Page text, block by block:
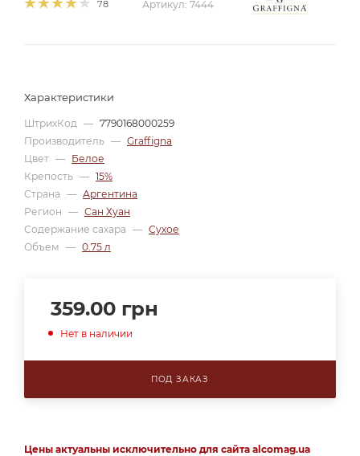
78 Артикул: 7444
Характеристики
ШтрихКод — 7790168000259
Производитель — Graffigna
Цвет — Белое
Крепость — 15%
Страна — Аргентина
Регион — Сан Хуан
Содержание сахара — Сухое
Объем — 0.75 л
359.00 грн
Нет в наличии
ПОД ЗАКАЗ
Цены актуальны исключительно для сайта alcomag.ua